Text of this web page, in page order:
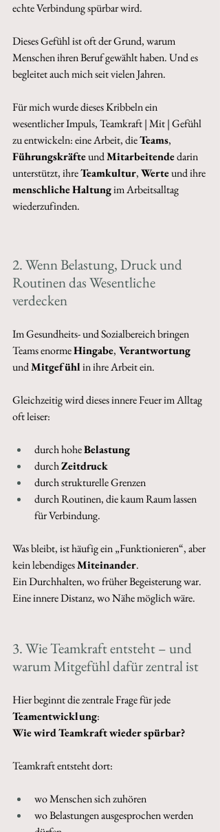
echte Verbindung spürbar wird.
Dieses Gefühl ist oft der Grund, warum
Menschen ihren Beruf gewählt haben. Und es
begleitet auch mich seit vielen Jahren.
Für mich wurde dieses Kribbeln ein
wesentlicher Impuls, Teamkraft | Mit | Gefühl
zu entwickeln: eine Arbeit, die Teams,
Führungskräfte und Mitarbeitende darin
unterstützt, ihre Teamkultur, Werte und ihre
menschlicheHaltung im Arbeitsalltag
wiederzufinden.
2. Wenn Belastung, Druck und
Routinen das Wesentliche
verdecken
Im Gesundheits- und Sozialbereich bringen
Teams enorme Hingabe, Verantwortung
und Mitgefühl in ihre Arbeit ein.
Gleichzeitig wird dieses innere Feuer im Alltag
oft leiser:
durch hohe Belastung
durch Zeitdruck
durch strukturelle Grenzen
durch Routinen, die kaum Raum lassen
für Verbindung.
Was bleibt, ist häufig ein „Funktionieren“, aber
kein lebendiges Miteinander.
Ein Durchhalten, wo früher Begeisterung war.
Eine innere Distanz, wo Nähe möglich wäre.
3. Wie Teamkraft entsteht – und
warum Mitgefühl dafür zentral ist
Hier beginnt die zentrale Frage für jede
Teamentwicklung:
WiewirdTeamkraftwiederspürbar?
Teamkraft entsteht dort:
wo Menschen sich zuhören
wo Belastungen ausgesprochen werden